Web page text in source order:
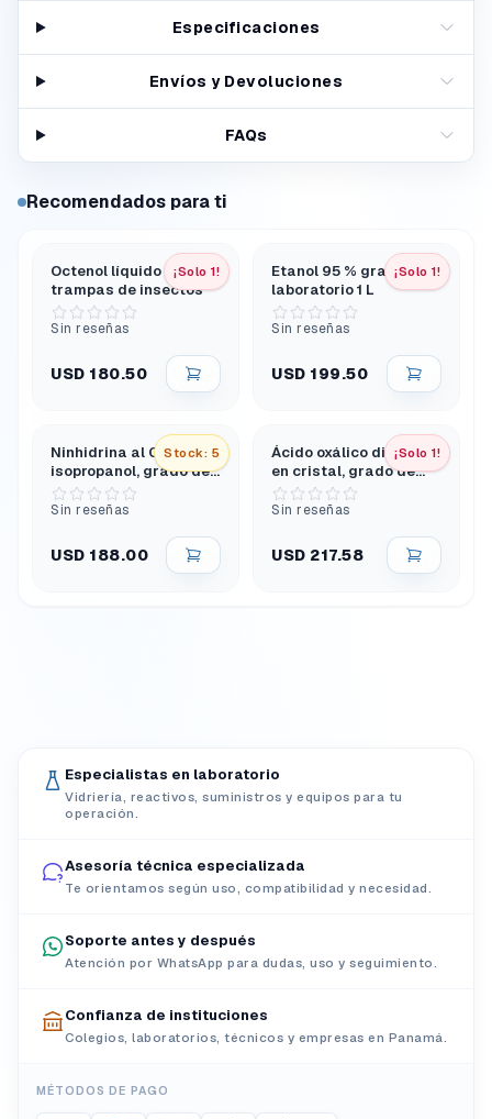
Especificaciones
Envíos y Devoluciones
FAQs
Recomendados para ti
¡Solo 1!
Octenol líquido para
trampas de insectos
Sin reseñas
USD 180.50
¡Solo 1!
Etanol 95 % grado de
laboratorio 1 L
Sin reseñas
USD 199.50
Stock: 5
Ninhidrina al 0,5% en
isopropanol, grado de
laboratorio, 500 mL
Sin reseñas
USD 188.00
¡Solo 1!
Ácido oxálico dihidrato
en cristal, grado de
laboratorio, 500 g
Sin reseñas
USD 217.58
Especialistas en laboratorio
Vidriería, reactivos, suministros y equipos para tu
operación.
Asesoría técnica especializada
Te orientamos según uso, compatibilidad y necesidad.
Soporte antes y después
Atención por WhatsApp para dudas, uso y seguimiento.
Confianza de instituciones
Colegios, laboratorios, técnicos y empresas en Panamá.
MÉTODOS DE PAGO